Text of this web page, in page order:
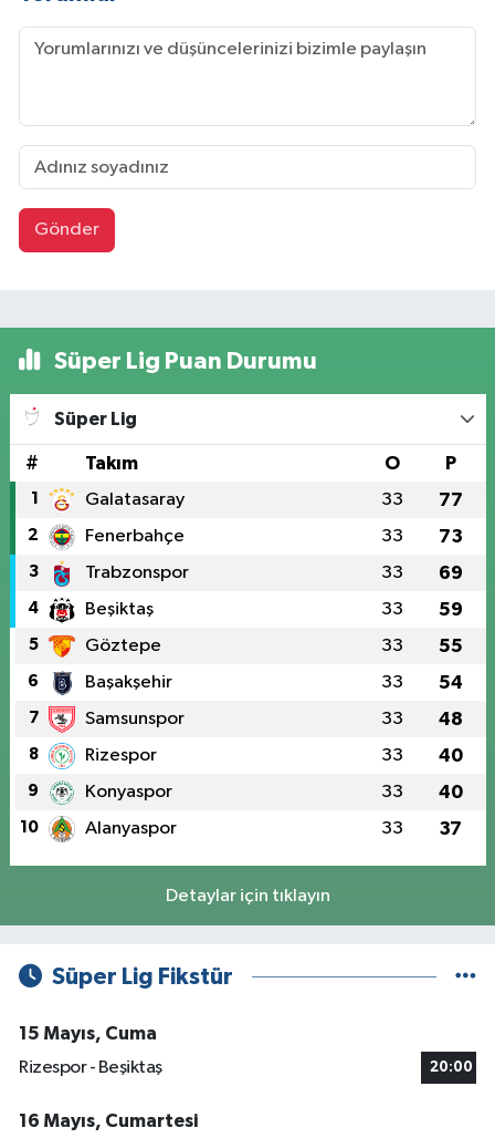
Gönder
Süper Lig Puan Durumu
Süper Lig
# Takım O P
1 Galatasaray 33 77
2 Fenerbahçe 33 73
3 Trabzonspor 33 69
4 Beşiktaş 33 59
5 Göztepe 33 55
6 Başakşehir 33 54
7 Samsunspor 33 48
8 Rizespor 33 40
9 Konyaspor 33 40
10 Alanyaspor 33 37
Detaylar için tıklayın
Süper Lig Fikstür
15 Mayıs, Cuma
Rizespor - Beşiktaş
20:00
16 Mayıs, Cumartesi